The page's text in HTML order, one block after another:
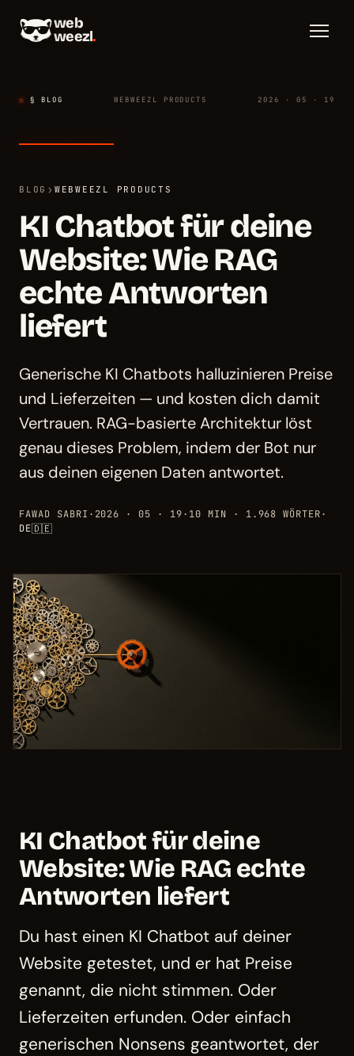
web
weezl.
§ BLOG WEBWEEZL PRODUCTS 2026 · 05 · 19
BLOG › WEBWEEZL PRODUCTS
KI Chatbot für deine
Website: Wie RAG
echte Antworten
liefert
Generische KI Chatbots halluzinieren Preise
und Lieferzeiten — und kosten dich damit
Vertrauen. RAG-basierte Architektur löst
genau dieses Problem, indem der Bot nur
aus deinen eigenen Daten antwortet.
FAWAD SABRI · 2026 · 05 · 19· 10 MIN · 1.968 WÖRTER·
DE🇩🇪
KI Chatbot für deine
Website: Wie RAG echte
Antworten liefert
Du hast einen KI Chatbot auf deiner
Website getestet, und er hat Preise
genannt, die nicht stimmen. Oder
Lieferzeiten erfunden. Oder einfach
generischen Nonsens geantwortet, der